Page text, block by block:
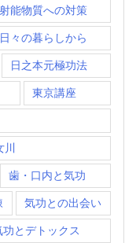
能物質への対策
日々の暮らしから
日之本元極功法
東京講座
歯・口内と気功
気功との出会い
功とデトックス